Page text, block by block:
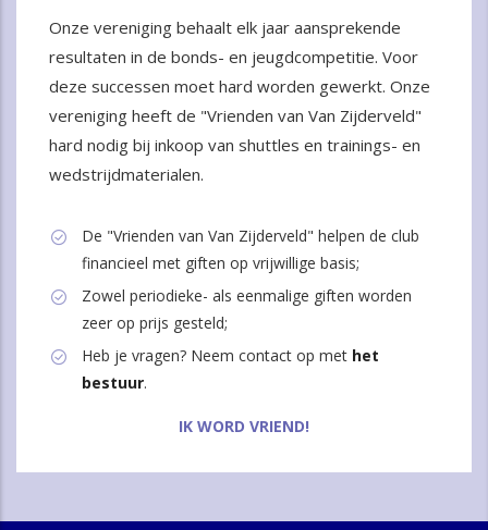
Onze vereniging behaalt elk jaar aansprekende
resultaten in de bonds- en jeugdcompetitie. Voor
deze successen moet hard worden gewerkt. Onze
vereniging heeft de "Vrienden van Van Zijderveld"
hard nodig bij inkoop van shuttles en trainings- en
wedstrijdmaterialen.
De "Vrienden van Van Zijderveld" helpen de club
financieel met giften op vrijwillige basis;
Zowel periodieke- als eenmalige giften worden
zeer op prijs gesteld;
Heb je vragen? Neem contact op met het
bestuur.
IK WORD VRIEND!